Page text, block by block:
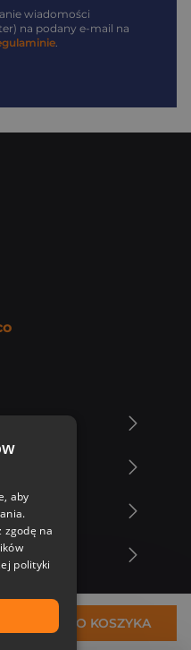
DO KOSZYKA
wiadomości
na podany e-mail na
aby
zgodę na
polityki